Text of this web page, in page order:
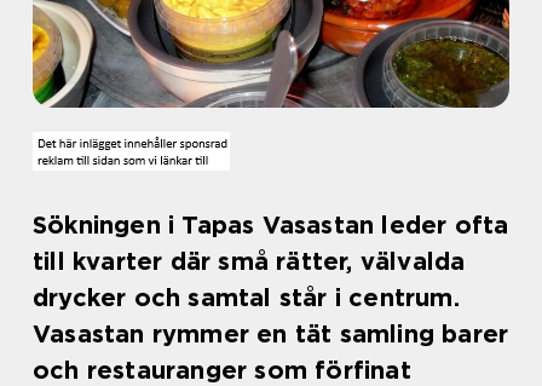
Sökningen i Tapas Vasastan leder ofta
till kvarter där små rätter, välvalda
drycker och samtal står i centrum.
Vasastan rymmer en tät samling barer
och restauranger som förfinat